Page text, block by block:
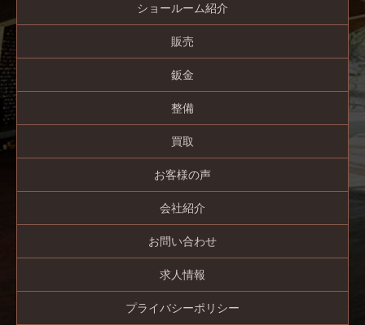
ショールーム紹介
販売
鈑金
整備
買取
お客様の声
会社紹介
お問い合わせ
求人情報
プライバシーポリシー